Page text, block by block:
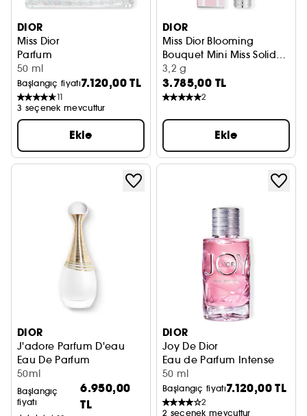
DIOR
Miss Dior
Parfum
50 ml
Başlangıç fiyatı7.120,00 TL
11
3 seçenek mevcuttur
Ekle
DIOR
Miss Dior Blooming
Bouquet Mini Miss Solid
Parfume
Katı Parfüm
3,2 g
3.785,00 TL
2
Ekle
DIOR
J'adore Parfum D'eau
Eau De Parfum
50ml
Başlangıç
fiyatı
6.950,00
TL
DIOR
Joy De Dior
Eau de Parfum Intense
50 ml
Başlangıç fiyatı7.120,00 TL
2
2 seçenek mevcuttur